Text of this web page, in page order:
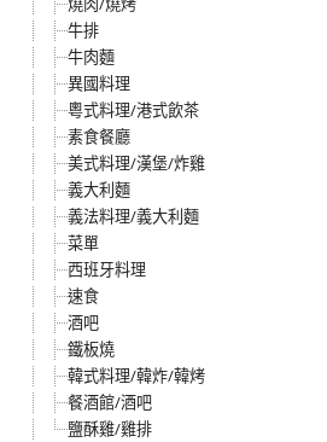
牛排
牛肉麵
異國料理
粵式料理/港式飲茶
素食餐廳
美式料理/漢堡/炸雞
義大利麵
義法料理/義大利麵
菜單
西班牙料理
速食
酒吧
鐵板燒
韓式料理/韓炸/韓烤
餐酒館/酒吧
鹽酥雞/雞排